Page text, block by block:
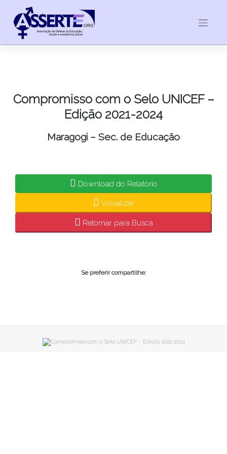
content
Compromisso com o Selo UNICEF –
Edição 2021-2024
Maragogi – Sec. de Educação
Download do Relatório
Visualizar
Retornar para Busca
Se preferir compartilhe: